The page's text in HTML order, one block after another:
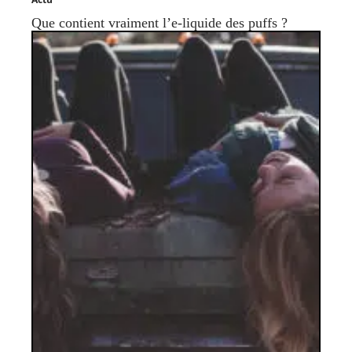
Que contient vraiment l’e-liquide des puffs ?